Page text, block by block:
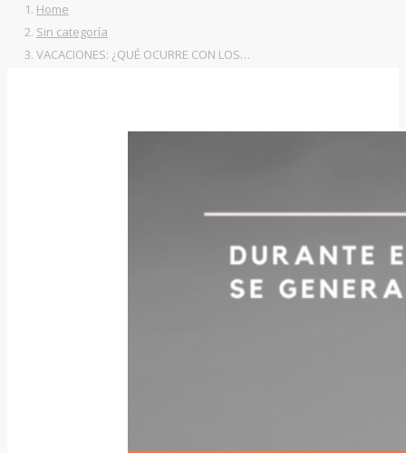
Home
Sin categoría
VACACIONES: ¿QUÉ OCURRE CON LOS…